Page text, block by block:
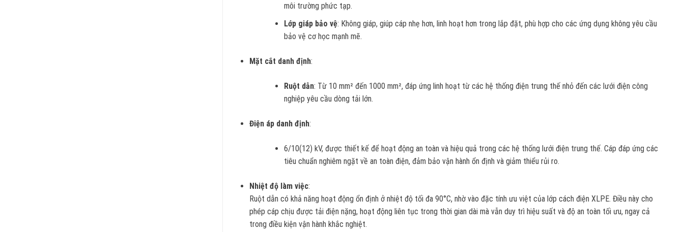
môi trường phức tạp.
Lớp giáp bảo vệ: Không giáp, giúp cáp nhẹ hơn, linh hoạt hơn trong lắp đặt, phù hợp cho các ứng dụng không yêu cầu
bảo vệ cơ học mạnh mẽ.
Mặt cắt danh định:
Ruột dẫn: Từ 10 mm² đến 1000 mm², đáp ứng linh hoạt từ các hệ thống điện trung thế nhỏ đến các lưới điện công
nghiệp yêu cầu dòng tải lớn.
Điện áp danh định:
6/10(12) kV, được thiết kế để hoạt động an toàn và hiệu quả trong các hệ thống lưới điện trung thế. Cáp đáp ứng các
tiêu chuẩn nghiêm ngặt về an toàn điện, đảm bảo vận hành ổn định và giảm thiểu rủi ro.
Nhiệt độ làm việc:
Ruột dẫn có khả năng hoạt động ổn định ở nhiệt độ tối đa 90°C, nhờ vào đặc tính ưu việt của lớp cách điện XLPE. Điều này cho
phép cáp chịu được tải điện nặng, hoạt động liên tục trong thời gian dài mà vẫn duy trì hiệu suất và độ an toàn tối ưu, ngay cả
trong điều kiện vận hành khắc nghiệt.